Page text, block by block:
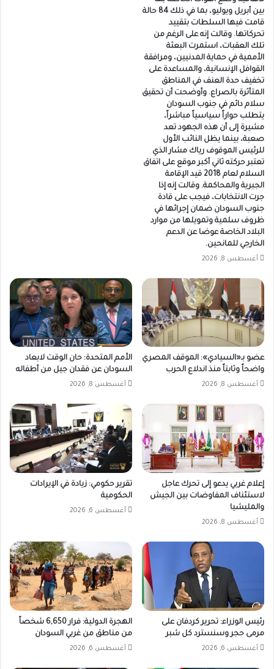
بين أبريل ويوليو، بما في ذلك 84 حالة
قامت فيها السلطات بتقييد
تحركاتها. وقالت إنه على الرغم من
تلك العقبات، استمرت البعثة
الأممية في حماية المدنيين، ومرافقة
القوافل الإنسانية، والمساعدة على
تخفيف حدة العنف في المناطق
المتأثرة بالصراع. وأوضحت أن تحقيق
سلام دائم في جنوب السودان
يتطلب حواراً سياسياً مباشراً،
مشيرة إلى أن هذه الجهود تعد
صعبة، بينما يظل النائب الأول
للرئيس الموقوف رياك مشار الذي
تعتبر حركته ثاني أكبر موقع على اتفاق
السلام لعام 2018 قيد الإقامة
الجبرية والمحاكمة. وقالت إنه إذا
جرت الانتخابات، فيجب على قادة
جنوب السودان ضمان إجرائها في
ظروف سلمية وتمويلها من موارد
البلاد الخاصة عوضا عن الدعم
الخارجي للمانحين.
أغسطس 8, 2026
عضو بـ«السيادي»: الموقف المصري
واضحاً وثابتاً منذ اندلاع الحرب
أغسطس 8, 2026
الأمم المتحدة: حان الوقت لابعاد
السودان عن فقدان جيل من أطفاله
أغسطس 8, 2026
إعلام غربي يدعو إلى تحرك عاجل
لاستئناف المفاوضات بين الجيش
والمليشيا
أغسطس 8, 2026
تقرير حكومي: زيادة في الإيرادات
الحكومية
أغسطس 6, 2026
رئيس الوزراء: تحرير كردفان على
مرمى حجر وسنسترد كل شبر
أغسطس 6, 2026
الهجرة الدولية: فرار 6,650 شخصاً
من مناطق من غربي السودان
أغسطس 6, 2026